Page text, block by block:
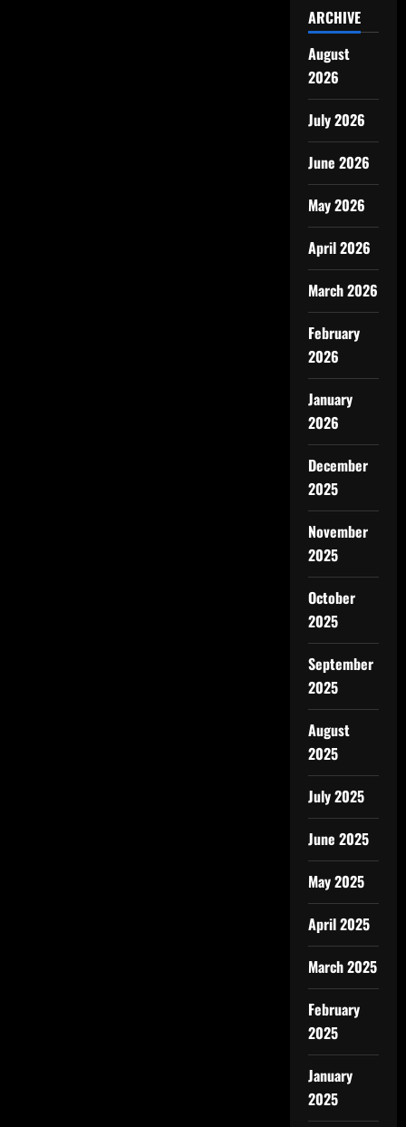
ARCHIVE
August
2026
July 2026
June 2026
May 2026
April 2026
March 2026
February
2026
January
2026
December
2025
November
2025
October
2025
September
2025
August
2025
July 2025
June 2025
May 2025
April 2025
March 2025
February
2025
January
2025